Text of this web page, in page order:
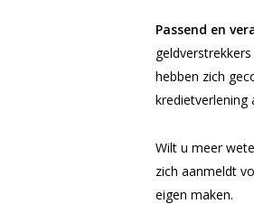
Passend en
hebben zich
kredietverlening
Wilt u meer
zich aanmeldt
eigen maken.